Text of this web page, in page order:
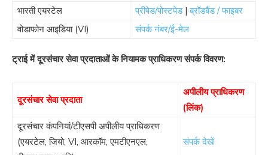
भारती एयरटेल
प्रीपेड/पोस्टपेड|ब्रॉडबैंड / फाइबर
वोडाफोन आइडिया (VI)
संपर्क नंबर/ई-मेल
ट्राई में दूरसंचार सेवा प्रदाताओं के नियामक प्राधिकरण संपर्क विवरण:
दूरसंचार सेवा प्रदाता
अपीलीय प्राधिकरण
(लिंक)
दूरसंचार कंपनियां/टीएसपी अपीलीय प्राधिकरण
(एयरटेल, जियो, VI, आरकॉम, एमटीएनएल,
संपर्क देखें